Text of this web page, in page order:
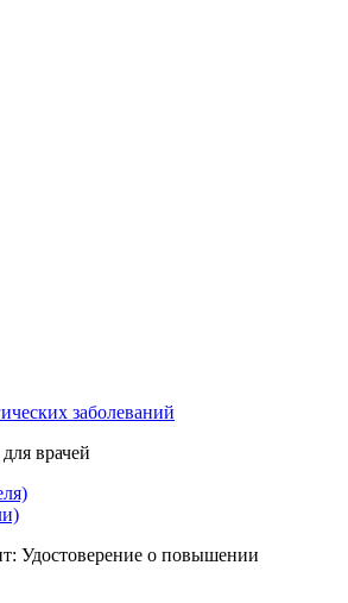
заболеваний
врачей
Удостоверение о повышении